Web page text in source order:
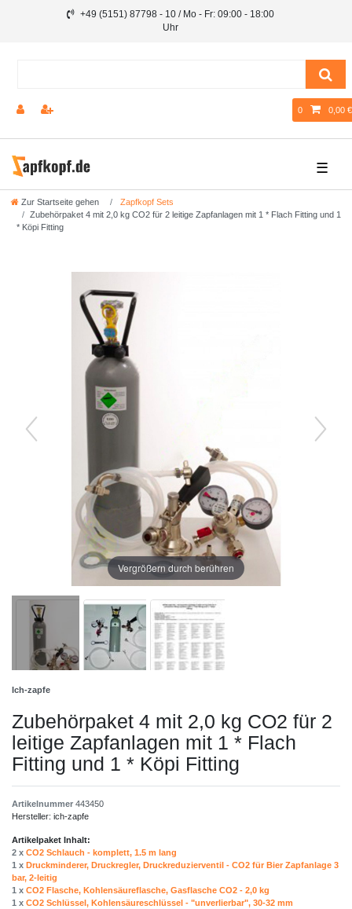
+49 (5151) 87798 - 10 / Mo - Fr: 09:00 - 18:00
Uhr
0 0,00 €
☰
Zur Startseite gehen
Zapfkopf Sets
Zubehörpaket 4 mit 2,0 kg CO2 für 2 leitige Zapfanlagen mit 1 * Flach Fitting und 1
* Köpi Fitting
Vergrößern durch berühren
Ich-zapfe
Zubehörpaket 4 mit 2,0 kg CO2 für 2
leitige Zapfanlagen mit 1 * Flach
Fitting und 1 * Köpi Fitting
Artikelnummer 443450
Hersteller: ich-zapfe
Artikelpaket Inhalt:
2 x CO2 Schlauch - komplett, 1.5 m lang
1 x Druckminderer, Druckregler, Druckreduzierventil - CO2 für Bier Zapfanlage 3
bar, 2-leitig
1 x CO2 Flasche, Kohlensäureflasche, Gasflasche CO2 - 2,0 kg
1 x CO2 Schlüssel, Kohlensäureschlüssel - "unverlierbar", 30-32 mm